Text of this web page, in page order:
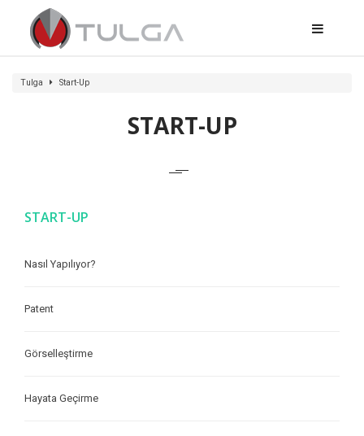
Tulga Start-Up
START-UP
START-UP
Nasıl Yapılıyor?
Patent
Görselleştirme
Hayata Geçirme